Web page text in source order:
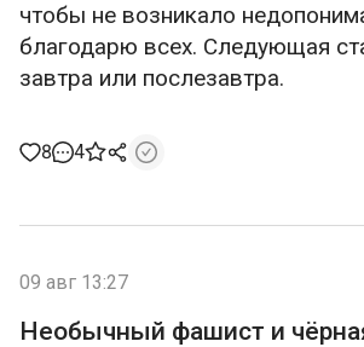
чтобы не возникало
благодарю всех. Следующая
завтра или послезавтра.
8 4
09 авг 13:27
Необычный фашист и